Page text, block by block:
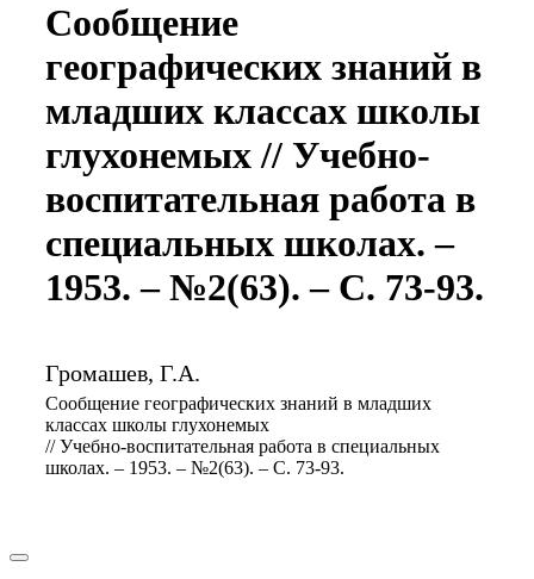
Сообщение
географических знаний в
младших классах школы
глухонемых // Учебно-
воспитательная работа в
специальных школах. –
1953. – №2(63). – С. 73-93.
Громашев, Г.А.
Сообщение географических знаний в младших
классах школы глухонемых
// Учебно-воспитательная работа в специальных
школах. – 1953. – №2(63). – С. 73-93.